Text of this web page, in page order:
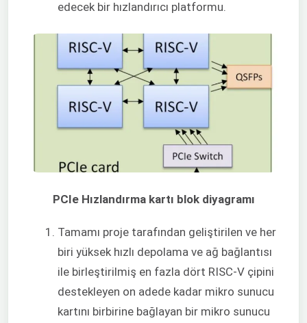
edecek bir hızlandırıcı platformu.
PCIe Hızlandırma kartı blok diyagramı
Tamamı proje tarafından geliştirilen ve her
biri yüksek hızlı depolama ve ağ bağlantısı
ile birleştirilmiş en fazla dört RISC-V çipini
destekleyen on adede kadar mikro sunucu
kartını birbirine bağlayan bir mikro sunucu